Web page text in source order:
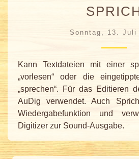
Sonntag, 13. Juli
Kann Textdateien mit einer
„vorlesen“ oder die
„sprechen“. Für das Editieren
AuDig verwendet. Auch
Wiedergabefunktion und
Digitizer zur Sound-Ausgabe.